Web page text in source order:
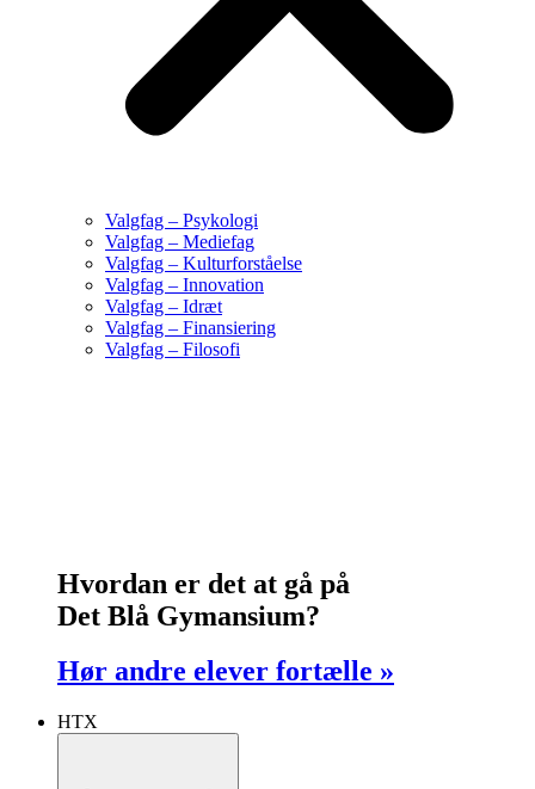
Valgfag – Psykologi
Valgfag – Mediefag
Valgfag – Kulturforståelse
Valgfag – Innovation
Valgfag – Idræt
Valgfag – Finansiering
Valgfag – Filosofi
Hvordan er det at gå på
Det Blå Gymansium?
Hør andre elever fortælle »
HTX